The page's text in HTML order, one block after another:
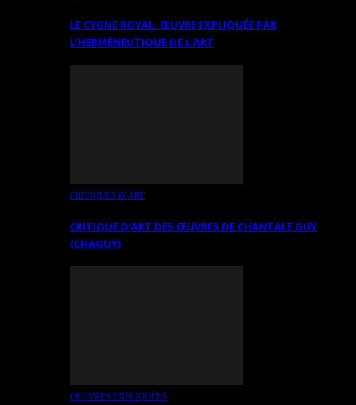
LE CYGNE ROYAL. ŒUVRE EXPLIQUÉE PAR
L’HERMÉNEUTIQUE DE L’ART
CRITIQUES D’ART
CRITIQUE D’ART DES ŒUVRES DE CHANTALE GUY
(CHAGUY)
OEUVRES EXPLIQUÉES